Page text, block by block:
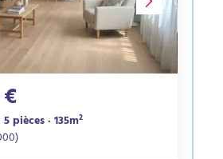
pièces · 135m²